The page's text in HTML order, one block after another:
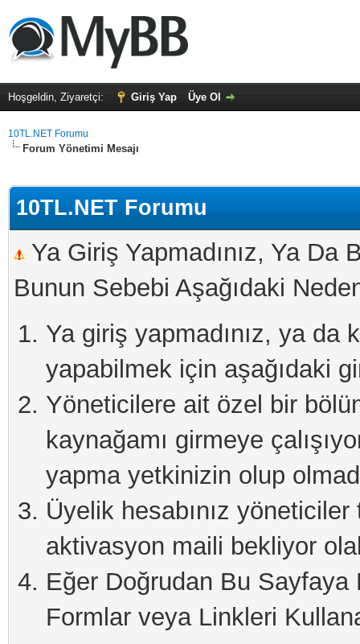
Hoşgeldin, Ziyaretçi: Giriş Yap Üye Ol
10TL.NET Forumu
Forum Yönetimi Mesajı
10TL.NET Forumu
Ya Giriş Yapmadınız, Ya
Bunun Sebebi Aşağıdaki
Ya giriş yapmadınız, ya da
yapabilmek için aşağıdaki
Yöneticilere ait özel bir
kaynağamı girmeye
yapma yetkinizin olup
Üyelik hesabınız
aktivasyon maili bekliyor
Eğer Doğrudan Bu
Formlar veya Linkleri